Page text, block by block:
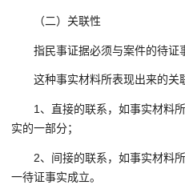
（二）关联性
指民事证据必须与案件的待证事
这种事实材料所表现出来的关
1、直接的联系，如事实材料所
实的一部分；
2、间接的联系，如事实材料所
一待证事实成立。